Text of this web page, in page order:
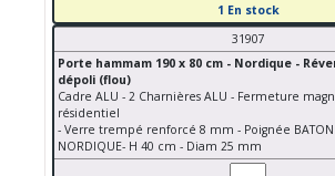
1 En stock
31907
Porte hammam 190 x 80 cm - Nordique -
dépoli (flou)
Cadre ALU - 2 Charnières ALU - Fermeture
résidentiel
- Verre trempé renforcé 8 mm - Poignée
NORDIQUE- H 40 cm - Diam 25 mm